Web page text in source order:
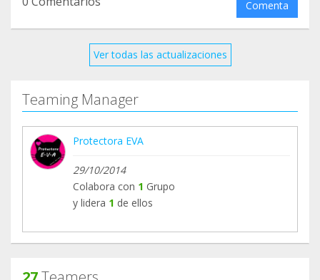
Comenta
Ver todas las actualizaciones
Teaming Manager
Protectora EVA
29/10/2014
Colabora con 1 Grupo
y lidera 1 de ellos